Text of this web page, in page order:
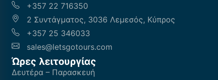
+357 22 716350
2 Συντάγματος, 3036 Λεμεσός, Κύπρος
+357 25 346033
sales@letsgotours.com
Ώρες λειτουργίας
Δευτέρα – Παρασκευή